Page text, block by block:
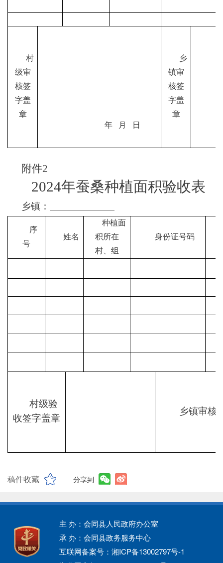
村
级审
核签
字盖
章
年
月 日
乡
镇审
核签
字盖
章
附件2
2024年蚕桑种植面积验收表
乡镇：
序
号
姓名
种植面
积所在
村、组
身份证号码
村级验
收签字盖章
乡镇审核
稿件收藏 分享到
主 办：会同县人民政府办公室
承 办：会同县政务服务中心
互联网备案号：湘ICP备13002797号-1